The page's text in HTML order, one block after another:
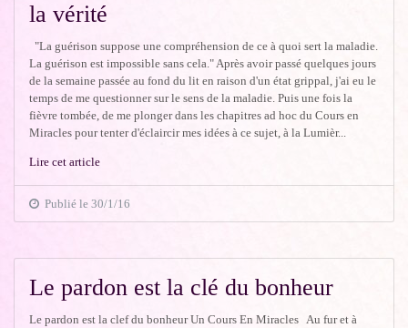
la vérité
"La guérison suppose une compréhension de ce à quoi sert la maladie.
La guérison est impossible sans cela." Après avoir passé quelques jours
de la semaine passée au fond du lit en raison d'un état grippal, j'ai eu le
temps de me questionner sur le sens de la maladie. Puis une fois la
fièvre tombée, de me plonger dans les chapitres ad hoc du Cours en
Miracles pour tenter d'éclaircir mes idées à ce sujet, à la Lumièr...
Lire cet article
Publié le 30/1/16
Le pardon est la clé du bonheur
Le pardon est la clef du bonheur Un Cours En Miracles Au fur et à